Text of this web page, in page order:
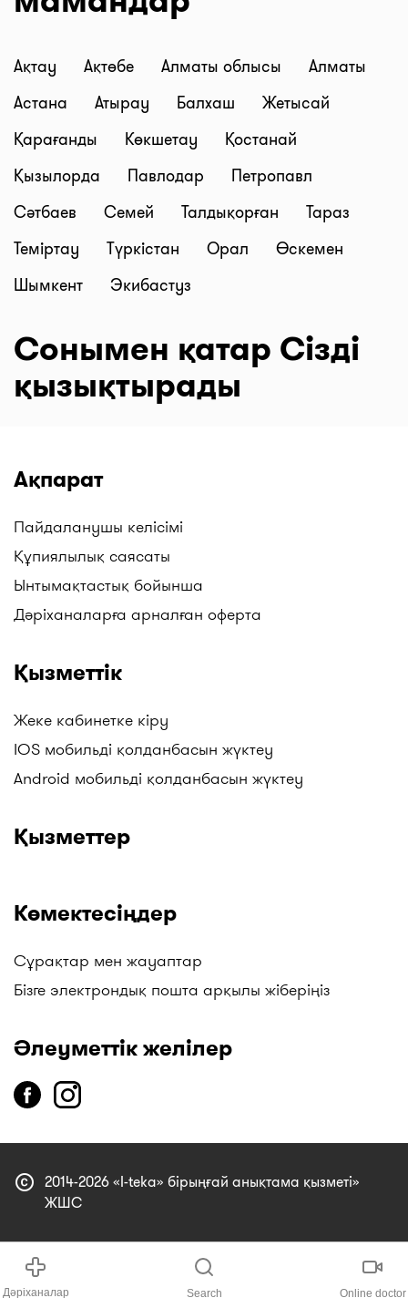
Ақтау Ақтөбе Алматы облысы
Алматы
Астана
Атырау Балхаш
Жетысай
Қарағанды
Көкшетау
Қостанай
Қызылорда
Павлодар
Петропавл
Сәтбаев
Семей Талдықорған
Тараз
Теміртау
Түркістан Орал
Өскемен
Шымкент
Экибастуз
Сонымен қатар Сізді
қызықтырады
Ақпарат
Пайдаланушы келісімі
Құпиялылық саясаты
Ынтымақтастық бойынша
Дәріханаларға арналған оферта
Қызметтік
Жеке кабинетке кіру
IOS мобильді қолданбасын жүктеу
Android мобильді қолданбасын жүктеу
Қызметтер
Көмектесіңдер
Сұрақтар мен жауаптар
Бізге электрондық пошта арқылы жіберіңіз
Әлеуметтік желілер
copyright 2014-2026 «I-teka» бірыңғай анықтама қызметі»
ЖШС
Дәріханалар Search Online doctor